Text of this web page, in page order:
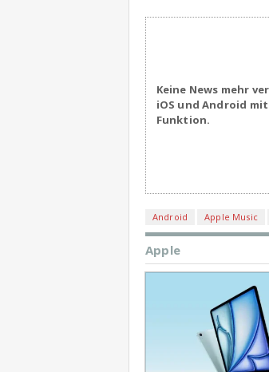
Keine News mehr
iOS und Android
Funktion.
Android Apple Music
Apple